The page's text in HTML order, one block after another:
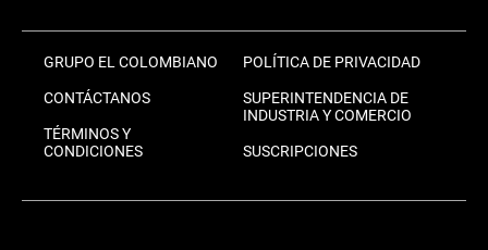
GRUPO EL COLOMBIANO
CONTÁCTANOS
TÉRMINOS Y
CONDICIONES
POLÍTICA DE PRIVACIDAD
SUPERINTENDENCIA DE
INDUSTRIA Y COMERCIO
SUSCRIPCIONES